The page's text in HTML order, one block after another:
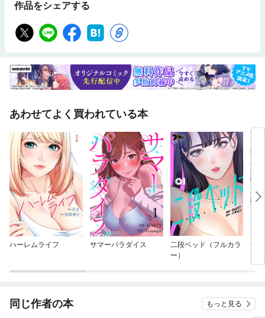
作品をシェアする
あわせてよく買われている本
ハーレムライフ サマーパラダイス
二段ベッド（フルカラ
ー）
七
同じ作者の本 もっと見る